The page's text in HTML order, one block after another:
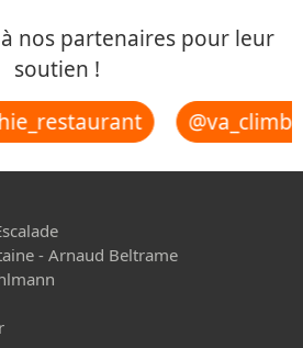
nos partenaires pour leur
soutien !
- Arnaud Beltrame